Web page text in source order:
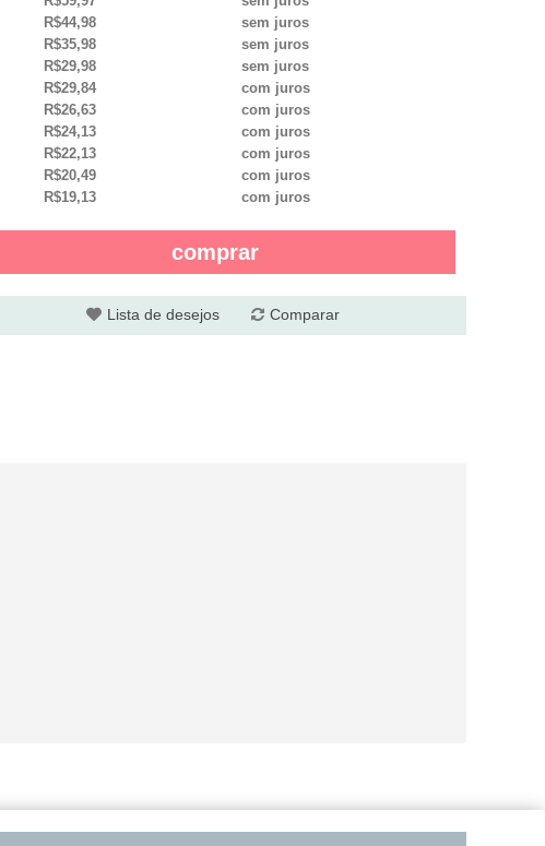
R$44,98
sem juros
R$35,98
sem juros
R$29,98
sem juros
R$29,84
com juros
R$26,63
com juros
R$24,13
com juros
R$22,13
com juros
R$20,49
com juros
R$19,13 com juros
comprar
Lista de desejos Comparar